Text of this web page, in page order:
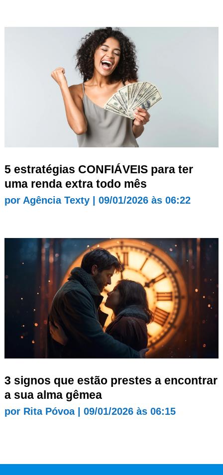
5 estratégias CONFIÁVEIS para ter
uma renda extra todo mês
por Agência Texty| 09/01/2026 às 06:22
3 signos que estão prestes a encontrar
a sua alma gêmea
por Rita Póvoa| 09/01/2026 às 06:15